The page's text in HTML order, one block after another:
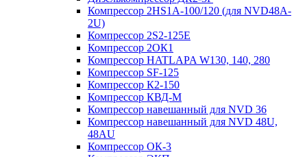
Компрессор 2HS1A-100/120 (для NVD48A-
2U)
Компрессор 2S2-125Е
Компрессор 2ОК1
Компрессор HATLAPA W130, 140, 280
Компрессор SF-125
Компрессор К2-150
Компрессор КВД-М
Компрессор навешанный для NVD 36
Компрессор навешанный для NVD 48U,
48AU
Компрессор ОК-3